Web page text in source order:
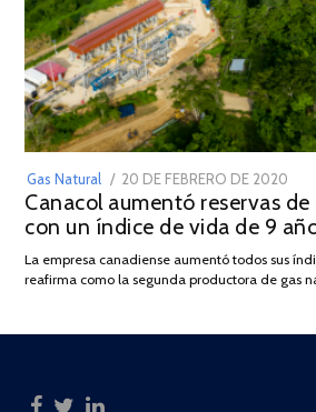
Gas Natural
POSTED
ON
20 DE FEBRERO DE 2020
DE
Canacol aumentó reservas de
con un índice de vida de 9
La empresa canadiense aumentó todos sus
reafirma como la segunda productora de gas